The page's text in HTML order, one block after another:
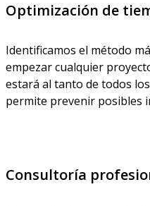
Optimización de
Identificamos el método
empezar cualquier
estará al tanto de todos
permite prevenir posibles
Consultoría